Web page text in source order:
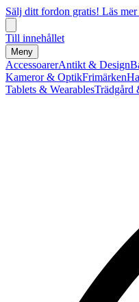
Sälj ditt fordon gratis! Läs
Till innehållet
Meny
AccessoarerAntikt & Design
Kameror & OptikFrimärken
Tablets & WearablesTrädgård